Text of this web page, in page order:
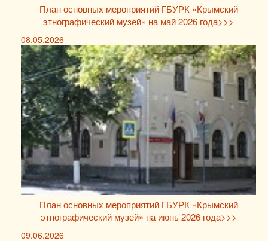
План основных мероприятий ГБУРК «Крымский
этнографический музей» на май 2026 года>>>
08.05.2026
План основных мероприятий ГБУРК «Крымский
этнографический музей» на июнь 2026 года>>>
09.06.2026